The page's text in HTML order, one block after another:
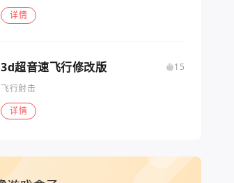
详情
3d超音速飞行修改版
15
飞行射击
详情